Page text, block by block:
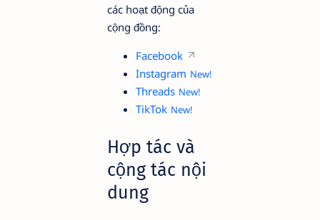
các hoạt động của
cộng đồng:
Facebook
Instagram
Threads
TikTok
Hợp tác và
cộng tác nội
dung